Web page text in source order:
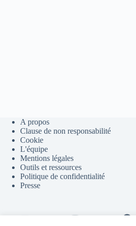
A propos
Clause de non responsabilité
Cookie
L'équipe
Mentions légales
Outils et ressources
Politique de confidentialité
Presse